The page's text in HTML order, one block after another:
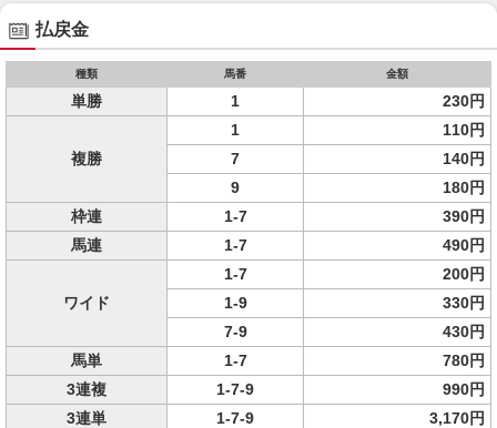
払戻金
種類 馬番 金額
単勝 1 230円
複勝
1
110円
7
140円
9
180円
枠連
1-7
390円
馬連
1-7 490円
ワイド
1-7
200円
1-9
330円
7-9
430円
馬単
1-7
780円
3連複
1-7-9
990円
3連単
1-7-9 3,170円